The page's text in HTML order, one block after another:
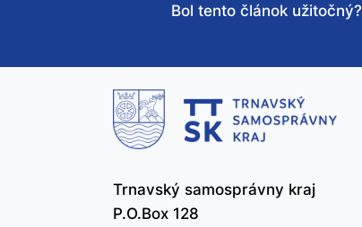
Bol tento článok užitočný?
Trnavský samosprávny kraj
P.O.Box 128